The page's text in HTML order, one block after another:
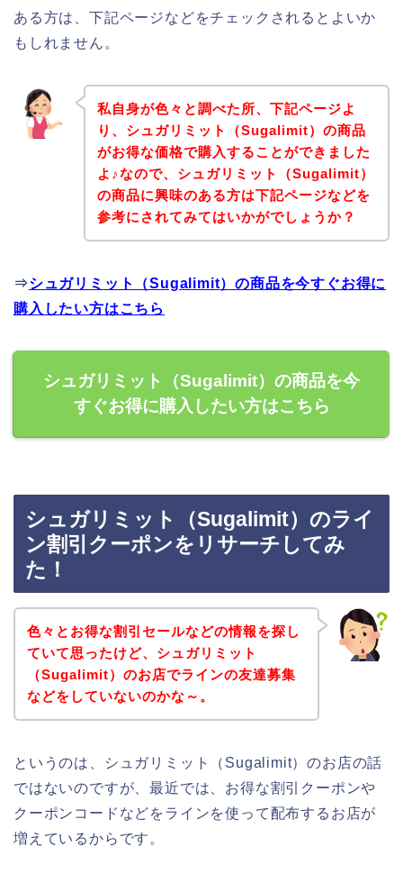
ある方は、下記ページなどをチェックされるとよいか
もしれません。
私自身が色々と調べた所、下記ページよ
り、シュガリミット（Sugalimit）の商品
がお得な価格で購入することができました
よ♪なので、シュガリミット（Sugalimit）
の商品に興味のある方は下記ページなどを
参考にされてみてはいかがでしょうか？
⇒シュガリミット（Sugalimit）の商品を今すぐお得に
購入したい方はこちら
シュガリミット（Sugalimit）の商品を今
すぐお得に購入したい方はこちら
シュガリミット（Sugalimit）のライ
ン割引クーポンをリサーチしてみ
た！
色々とお得な割引セールなどの情報を探し
ていて思ったけど、シュガリミット
（Sugalimit）のお店でラインの友達募集
などをしていないのかな～。
というのは、シュガリミット（Sugalimit）のお店の話
ではないのですが、最近では、お得な割引クーポンや
クーポンコードなどをラインを使って配布するお店が
増えているからです。